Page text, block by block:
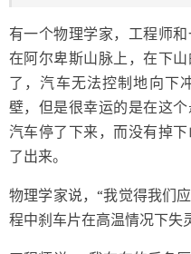
有一个物理学家，工程师
在阿尔卑斯山脉上，在下
了，汽车无法控制地向下
壁，但是很幸运的是在这
汽车停了下来，而没有掉
了出来。
物理学家说，“我觉得我们
程中刹车片在高温情况下失